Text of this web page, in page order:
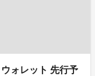
ォレット 先行予